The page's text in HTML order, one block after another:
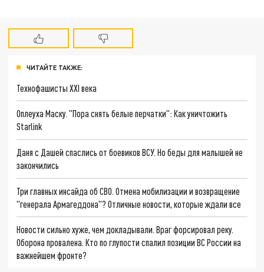
ЧИТАЙТЕ ТАКЖЕ:
Технофашисты XXI века
Оплеуха Маску. "Пора снять белые перчатки": Как уничтожить
Starlink
Даня с Дашей спаслись от боевиков ВСУ. Но беды для малышей не
закончились
Три главных инсайда об СВО. Отмена мобилизации и возвращение
"генерала Армагеддона"? Отличные новости, которые ждали все
Новости сильно хуже, чем докладывали. Враг форсировал реку.
Оборона провалена. Кто по глупости спалил позиции ВС России на
важнейшем фронте?